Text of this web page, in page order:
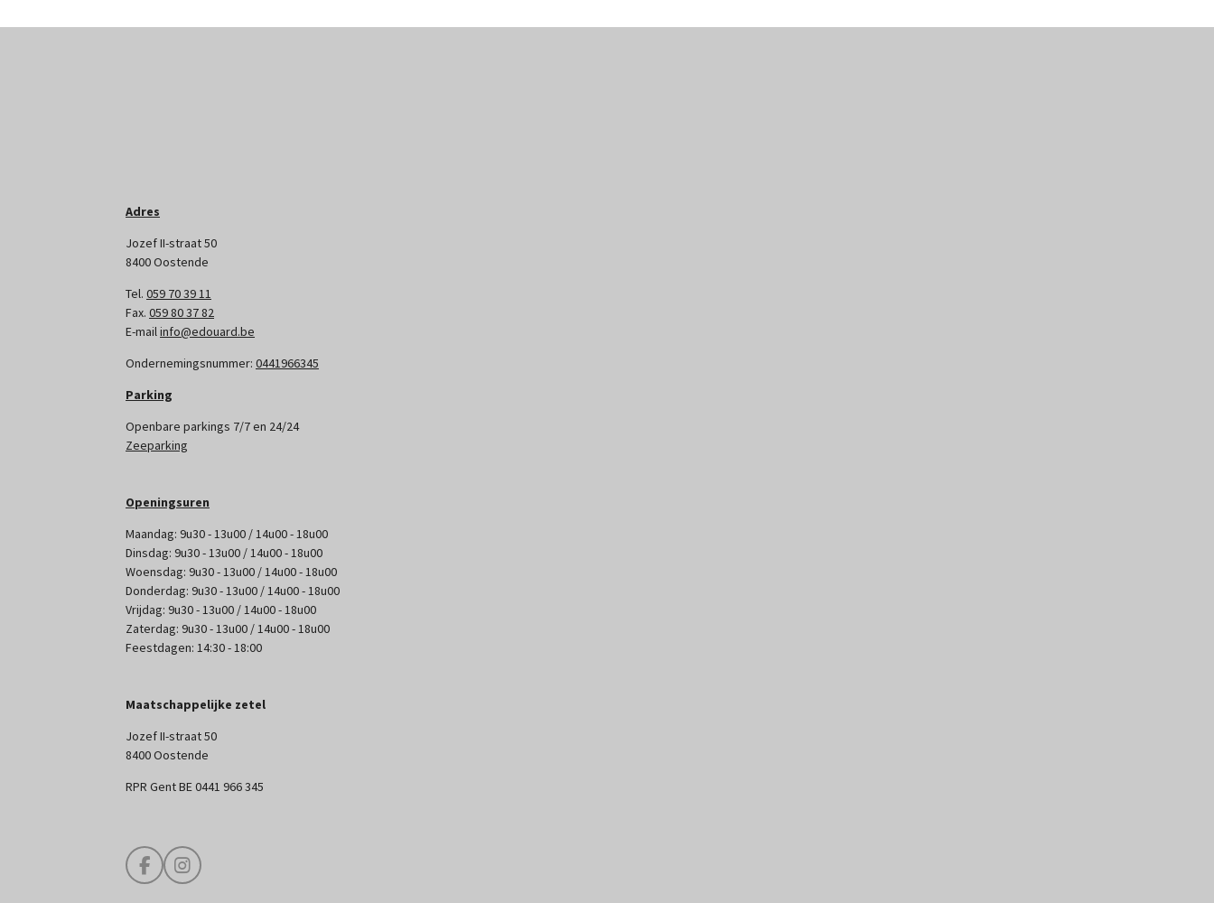
Adres
Jozef II-straat 50
8400 Oostende
Tel. 059 70 39 11
Fax. 059 80 37 82
E-mailinfo@edouard.be
Ondernemingsnummer: 0441966345
Parking
Openbare parkings 7/7 en 24/24
Zeeparking
Openingsuren
Maandag: 9u30 - 13u00 / 14u00 - 18u00
Dinsdag: 9u30 - 13u00 / 14u00 - 18u00
Woensdag: 9u30 - 13u00 / 14u00 - 18u00
Donderdag: 9u30 - 13u00 / 14u00 - 18u00
Vrijdag: 9u30 - 13u00 / 14u00 - 18u00
Zaterdag: 9u30 - 13u00 / 14u00 - 18u00
Feestdagen: 14:30 - 18:00
Maatschappelijke zetel
Jozef II-straat 50
8400 Oostende
RPR Gent BE 0441 966 345
F
a
I
n